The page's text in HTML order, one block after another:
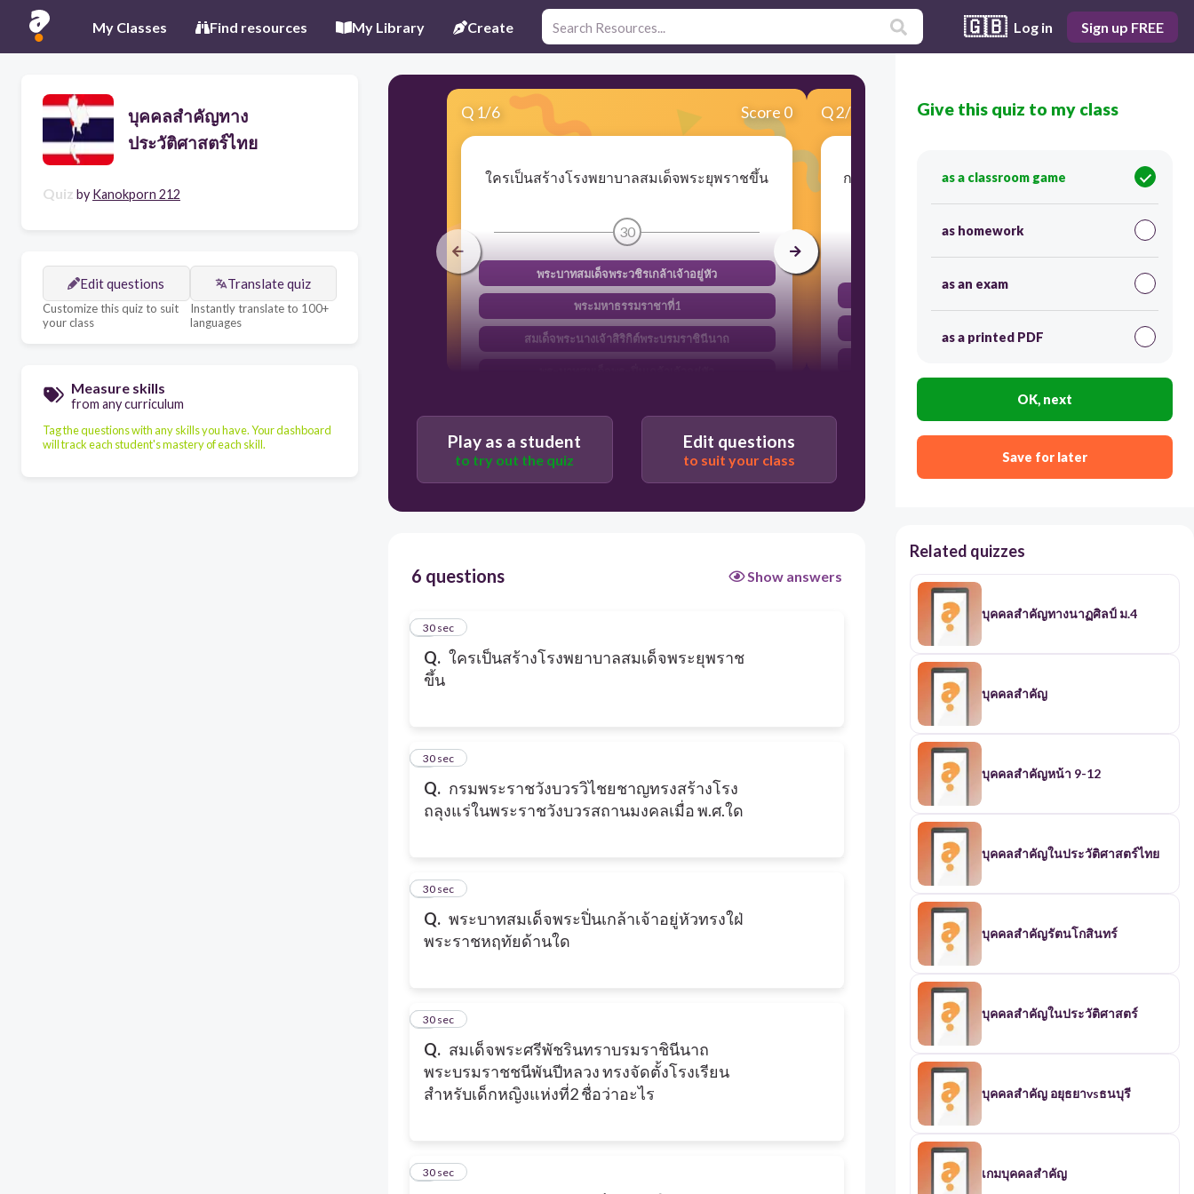
My Classes Find resources My Library Create 🇬🇧 Log in Sign up FREE
บุคคลสำคัญทาง
ประวัติศาสตร์ไทย
Quiz by Kanokporn 212
Edit questions
Customize this quiz to suit
your class
Translate quiz
Instantly translate to 100+
languages
Measure skills
from any curriculum
Tag the questions with any skills you have. Your dashboard
will track each student's mastery of each skill.
Q 1/6 Score 0
ใครเป็นสร้างโรงพยาบาลสมเด็จพระยุพราชขึ้น
30
พระบาทสมเด็จพระวชิรเกล้าเจ้าอยู่หัว
พระมหาธรรมราชาที่1
สมเด็จพระนางเจ้าสิริกิต์พระบรมราชินีนาถ
Q2/6 Score 0
กรมพระราชวังบวรวิไชยชาญทรงสร้างโรงถลุง
แร่ในพระราชวังบวรสถานมงคลเมื่อ พ.ศ.ใด
30
Play as a student
to try out the quiz
Edit questions
to suit your class
6 questions Show answers
Q. ใครเป็นสร้างโรงพยาบาลสมเด็จพระยุพราช
ขึ้น
1
30 sec
Q. กรมพระราชวังบวรวิไชยชาญทรงสร้างโรง
ถลุงแร่ในพระราชวังบวรสถานมงคลเมื่อ พ.ศ.ใด
2
30 sec
Q. พระบาทสมเด็จพระปิ่นเกล้าเจ้าอยู่หัวทรงใฝ่
พระราชหฤทัยด้านใด
3
30 sec
Q. สมเด็จพระศรีพัชรินทราบรมราชินีนาถ
พระบรมราชชนีพันปีหลวง ทรงจัดตั้งโรงเรียน
สำหรับเด็กหญิงแห่งที่2 ชื่อว่าอะไร
4
30 sec
5
30 sec
Give this quiz to my class
as a classroom game
as homework
as an exam
as a printed PDF
OK, next
Save for later
Related quizzes
บุคคลสำคัญทางนาฏศิลป์ ม.4
บุคคลสำคัญ
บุคคลสำคัญหน้า 9-12
บุคคลสำคัญในประวัติศาสตร์ไทย
บุคคลสำคัญรัตนโกสินทร์
บุคคลสำคัญในประวัติศาสตร์
บุคคลสำคัญ อยุธยาvsธนบุรี
เกมบุคคลสำคัญ